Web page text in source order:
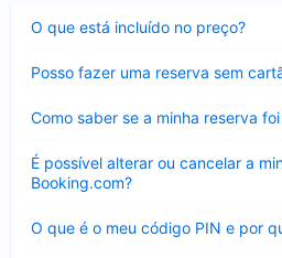
O que está incluído no preço?
Posso fazer uma reserva sem
Como saber se a minha reserva
É possível alterar ou cancelar a
Booking.com?
Contraído
O que é o meu código PIN e por